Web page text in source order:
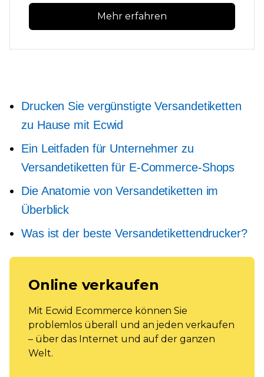
Mehr erfahren
Drucken Sie vergünstigte Versandetiketten
zu Hause mit Ecwid
Ein Leitfaden für Unternehmer zu
Versandetiketten für E-Commerce-Shops
Die Anatomie von Versandetiketten im
Überblick
Was ist der beste Versandetikettendrucker?
Online verkaufen
Mit Ecwid Ecommerce können Sie
problemlos überall und an jeden verkaufen
– über das Internet und auf der ganzen
Welt.